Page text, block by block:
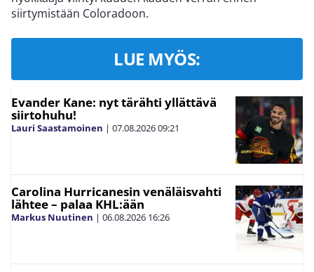
siirtymistään Coloradoon.
LUE MYÖS:
Evander Kane: nyt tärähti yllättävä
siirtohuhu!
Lauri Saastamoinen | 07.08.202609:21
Carolina Hurricanesin venäläisvahti
lähtee – palaa KHL:ään
Markus Nuutinen | 06.08.2026 16:26